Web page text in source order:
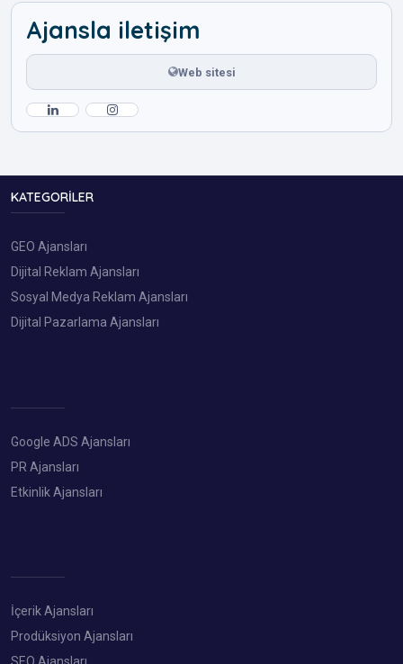
Ajansla iletişim
Web sitesi
KATEGORILER
GEO Ajansları
Dijital Reklam Ajansları
Sosyal Medya Reklam Ajansları
Dijital Pazarlama Ajansları
Google ADS Ajansları
PR Ajansları
Etkinlik Ajansları
İçerik Ajansları
Prodüksiyon Ajansları